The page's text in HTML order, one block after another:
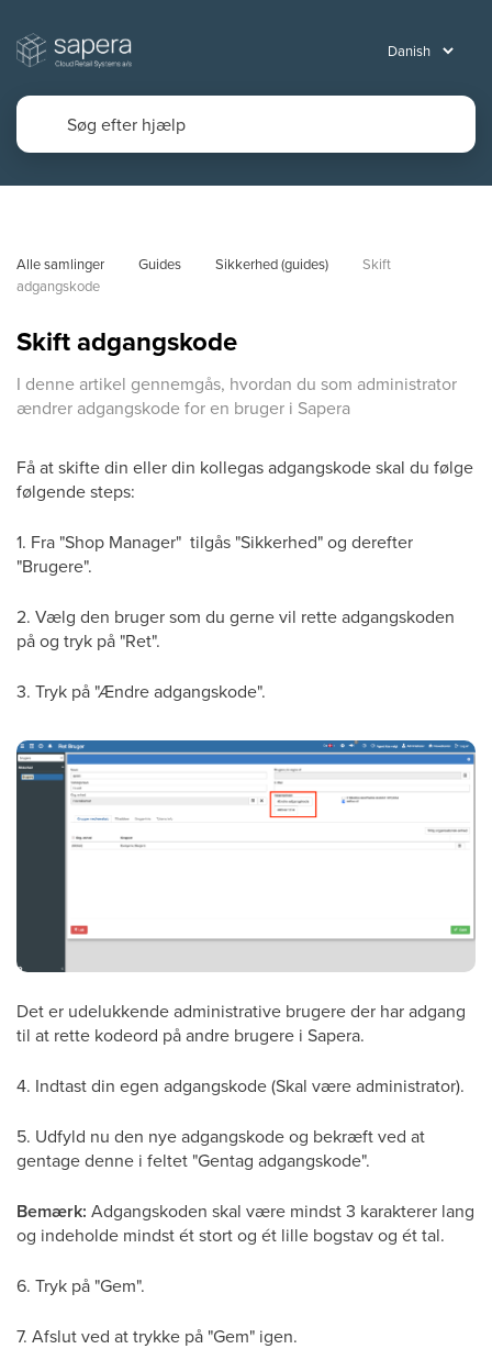
Alle samlinger Guides Sikkerhed (guides)
Skift
adgangskode
Skift adgangskode
I denne artikel gennemgås, hvordan du som administrator
ændrer adgangskode for en bruger i Sapera
Få at skifte din eller din kollegas adgangskode skal du følge
følgende steps:
1. Fra "Shop Manager" tilgås "Sikkerhed" og derefter
"Brugere".
2. Vælg den bruger som du gerne vil rette adgangskoden
på og tryk på "Ret".
3. Tryk på "Ændre adgangskode".
Det er udelukkende administrative brugere der har adgang
til at rette kodeord på andre brugere i Sapera.
4. Indtast din egen adgangskode (Skal være administrator).
5. Udfyld nu den nye adgangskode og bekræft ved at
gentage denne i feltet "Gentag adgangskode".
Bemærk: Adgangskoden skal være mindst 3 karakterer lang
og indeholde mindst ét stort og ét lille bogstav og ét tal.
6. Tryk på "Gem".
7. Afslut ved at trykke på "Gem" igen.